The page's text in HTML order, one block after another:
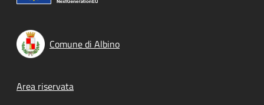
Comune di Albino
Footer menu
Area riservata